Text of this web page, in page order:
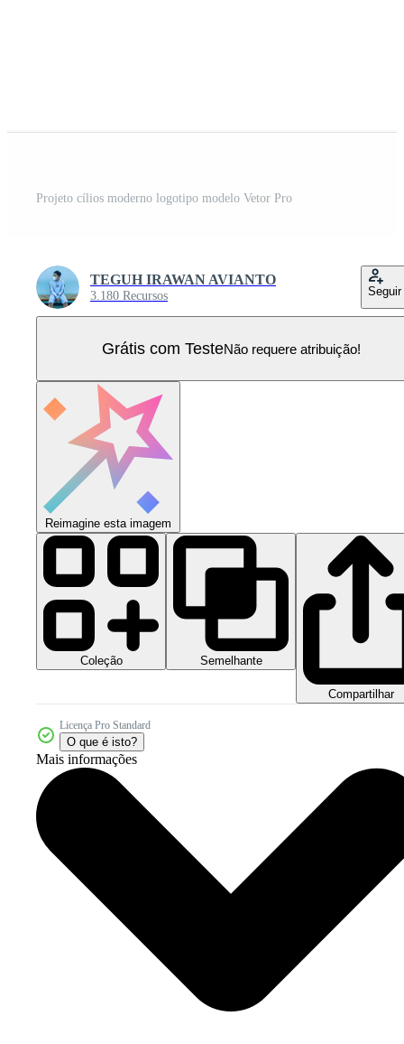
Projeto cílios moderno logotipo modelo Vetor Pro
TEGUH IRAWAN AVIANTO
3.180 Recursos Seguir
Grátis com TesteNão requere atribuição!
Reimagine esta imagem
Coleção Semelhante
Compartilhar
Licença Pro Standard
O que é isto?
Mais informações